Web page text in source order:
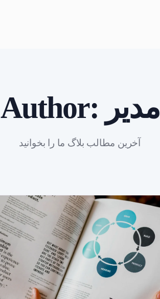
Author: مدیر
آخرین مطالب بلاگ ما را بخوانید